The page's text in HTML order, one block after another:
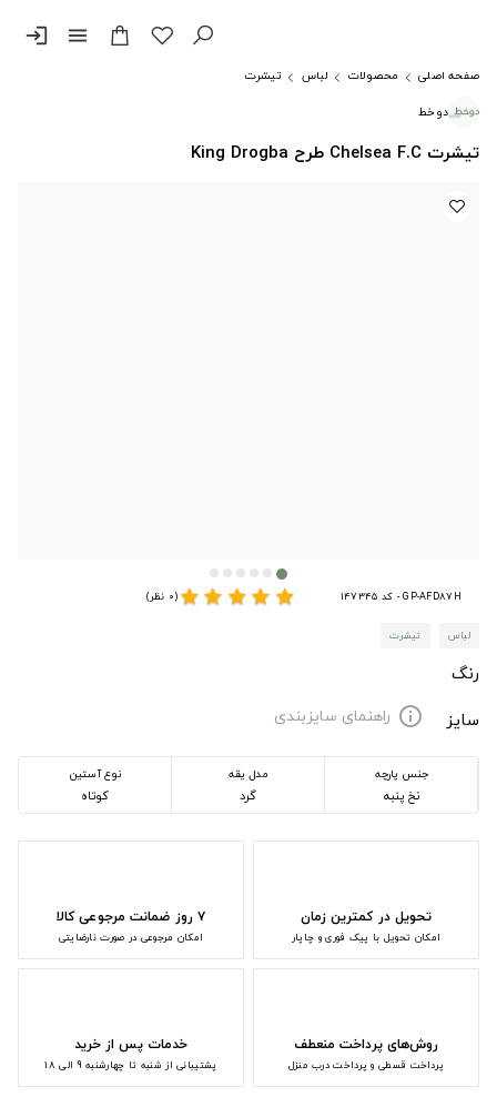
menu
login
صفحه اصلی محصولات لباس
تیشرت
دوخط
تیشرت Chelsea F.C طرح King Drogba
GP-AFD87H - کد 147345 star
star
star
star
star(0 نظر)
لباس تیشرت
رنگ
سایز
info راهنمای سایزبندی
جنس پارچه
نخ پنبه
مدل یقه
گرد
نوع آستین
کوتاه
تحویل در کمترین زمان
امکان تحویل با پیک فوری و چاپار
۷ روز ضمانت مرجوعی کالا
امکان مرجوعی در صورت نارضایتی
روش‌های پرداخت منعطف
پرداخت قسطی و پرداخت درب منزل
خدمات پس از خرید
پشتیبانی از شنبه تا چهارشنبه 9 الی 18